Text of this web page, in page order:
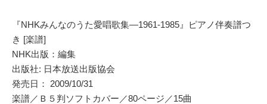
『NHKみんなのうた愛唱歌集―1961‐1985』ピアノ伴奏譜つ
き [楽譜]
NHK出版：編集
出版社: 日本放送出版協会
発売日： 2009/10/31
楽譜／Ｂ５判ソフトカバー／80ページ／15曲